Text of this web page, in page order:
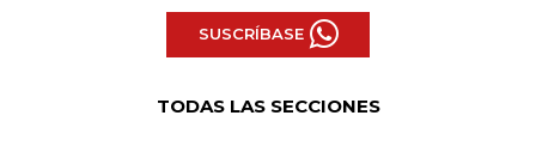
SUSCRÍBASE
TODAS LAS SECCIONES